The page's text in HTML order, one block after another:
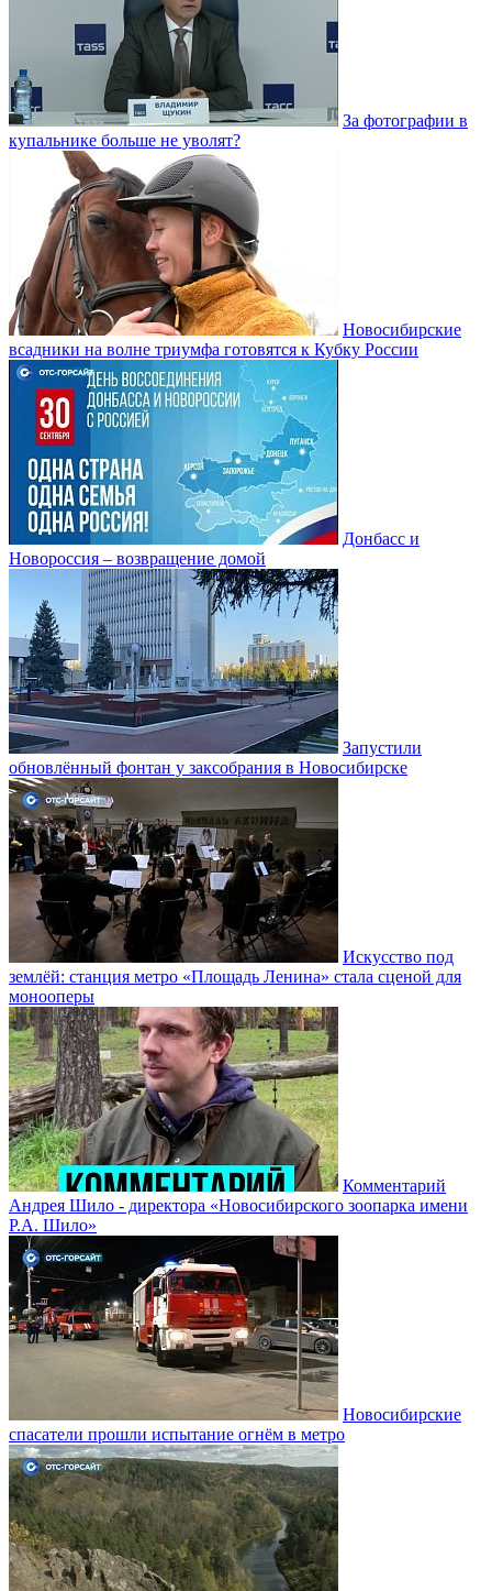
За фотографии в
купальнике больше не уволят?
Новосибирские
всадники на волне триумфа готовятся к Кубку России
Донбасс и
Новороссия – возвращение домой
Запустили
обновлённый фонтан у заксобрания в Новосибирске
Искусство под
землёй: станция метро «Площадь Ленина» стала сценой для
монооперы
Комментарий
Андрея Шило - директора «Новосибирского зоопарка имени
Р.А. Шило»
Новосибирские
спасатели прошли испытание огнём в метро